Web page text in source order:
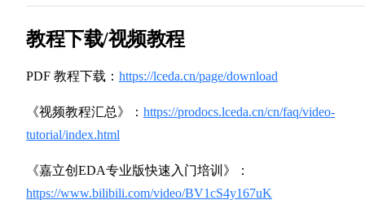
教程下载/视频教程
PDF 教程下载： https://lceda.cn/page/download
《视频教程汇总》： https://prodocs.lceda.cn/cn/faq/video-
tutorial/index.html
《嘉立创EDA专业版快速入门培训》：
https://www.bilibili.com/video/BV1cS4y167uK